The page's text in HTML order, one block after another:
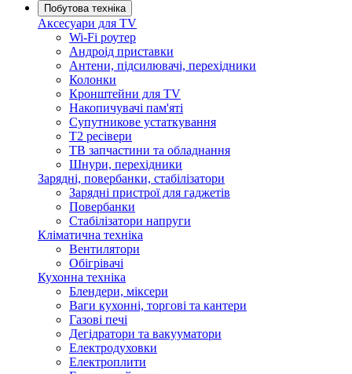
Побутова техніка
Аксесуари для TV
Wi-Fi роутер
Андроід приставки
Антени, підсилювачі, перехідники
Колонки
Кронштейни для TV
Накопичувачі пам'яті
Супутникове устаткування
Т2 ресівери
ТВ запчастини та обладнання
Шнури, перехідники
Зарядні, повербанки, стабілізатори
Зарядні пристрої для гаджетів
Повербанки
Стабілізатори напруги
Кліматична техніка
Вентилятори
Обігрівачі
Кухонна техніка
Блендери, міксери
Ваги кухонні, торгові та кантери
Газові печі
Дегідратори та вакууматори
Електродуховки
Електроплити